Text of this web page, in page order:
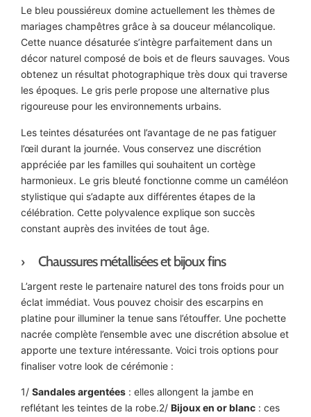
Le bleu poussiéreux domine actuellement les thèmes de
mariages champêtres grâce à sa douceur mélancolique.
Cette nuance désaturée s’intègre parfaitement dans un
décor naturel composé de bois et de fleurs sauvages. Vous
obtenez un résultat photographique très doux qui traverse
les époques. Le gris perle propose une alternative plus
rigoureuse pour les environnements urbains.
Les teintes désaturées ont l’avantage de ne pas fatiguer
l’œil durant la journée. Vous conservez une discrétion
appréciée par les familles qui souhaitent un cortège
harmonieux. Le gris bleuté fonctionne comme un caméléon
stylistique qui s’adapte aux différentes étapes de la
célébration. Cette polyvalence explique son succès
constant auprès des invitées de tout âge.
Chaussures métallisées et bijoux fins
L’argent reste le partenaire naturel des tons froids pour un
éclat immédiat. Vous pouvez choisir des escarpins en
platine pour illuminer la tenue sans l’étouffer. Une pochette
nacrée complète l’ensemble avec une discrétion absolue et
apporte une texture intéressante. Voici trois options pour
finaliser votre look de cérémonie :
1/ Sandales argentées : elles allongent la jambe en
reflétant les teintes de la robe.2/ Bijoux en or blanc : ces